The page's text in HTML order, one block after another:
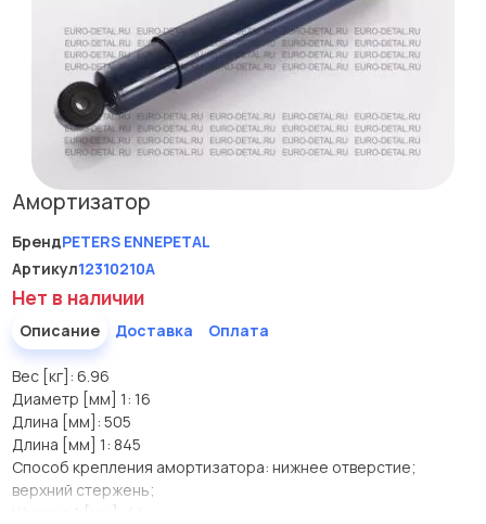
Амортизатор
БрендPETERS ENNEPETAL
Артикул12310210A
Нет в наличии
Описание Доставка Оплата
Вес [кг]: 6.96
Диаметр [мм] 1: 16
Длина [мм]: 505
Длина [мм] 1: 845
Способ крепления амортизатора: нижнее отверстие;
верхний стержень;
Ширина 1 [мм]: 44